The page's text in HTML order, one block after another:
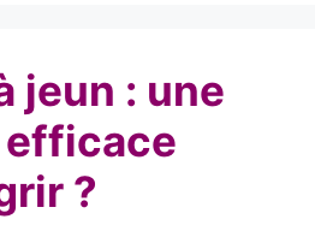
jeun : une
?